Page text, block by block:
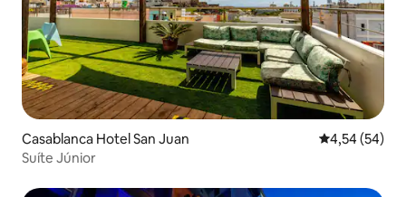
Casablanca Hotel San Juan 4,54 de uma
4,54 (54)
Suíte Júnior